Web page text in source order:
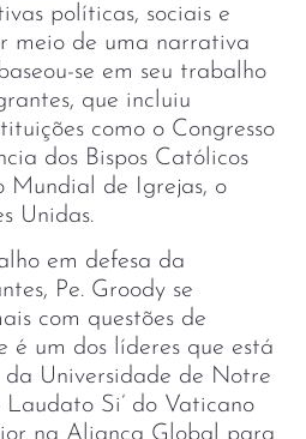
políticas, sociais e
meio de uma narrativa
se em seu trabalho
que incluiu
como o Congresso
dos Bispos Católicos
Mundial de Igrejas, o
Unidas.
em defesa da
Pe. Groody se
com questões de
é um dos líderes que está
Universidade de Notre
Si’ do Vaticano